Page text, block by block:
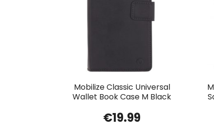
Mobilize Classic Universal
Wallet Book Case M Black
€19.99